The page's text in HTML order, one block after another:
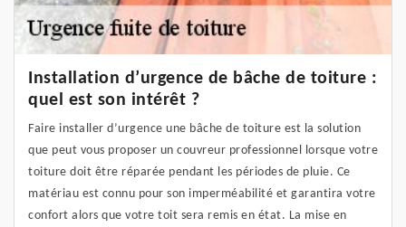
Installation d’urgence de bâche de toiture :
quel est son intérêt ?
Faire installer d’urgence une bâche de toiture est la solution
que peut vous proposer un couvreur professionnel lorsque votre
toiture doit être réparée pendant les périodes de pluie. Ce
matériau est connu pour son imperméabilité et garantira votre
confort alors que votre toit sera remis en état. La mise en